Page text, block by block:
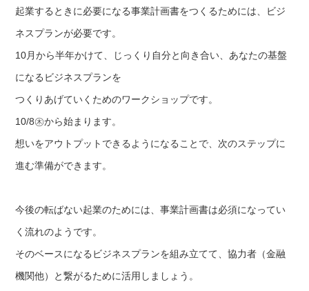
起業するときに必要になる事業計画書をつくるためには、ビジ
ネスプランが必要です。
10月から半年かけて、じっくり自分と向き合い、あなたの基盤
になるビジネスプランを
つくりあげていくためのワークショップです。
10/8㊍から始まります。
想いをアウトプットできるようになることで、次のステップに
進む準備ができます。
今後の転ばない起業のためには、事業計画書は必須になってい
く流れのようです。
そのベースになるビジネスプランを組み立てて、協力者（金融
機関他）と繋がるために活用しましょう。